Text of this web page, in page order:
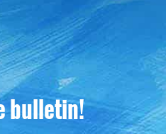
bulletin!